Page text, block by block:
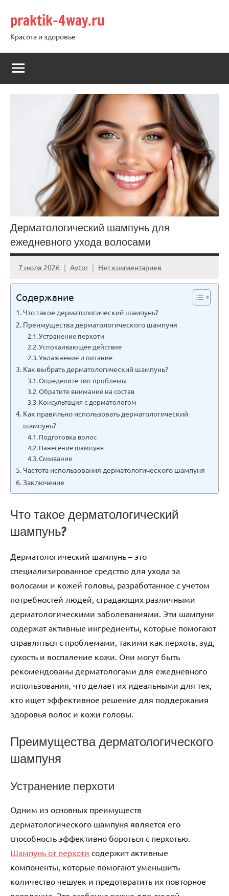
содержимому
praktik-4way.ru
Красота и здоровье
Дерматологический шампунь для
ежедневного ухода волосами
7 июля 2026 Avtor Нет комментариев
Содержание
Что такое дерматологический шампунь?
Преимущества дерматологического шампуня
Устранение перхоти
Успокаивающее действие
Увлажнение и питание
Как выбрать дерматологический шампунь?
Определите тип проблемы
Обратите внимание на состав
Консультация с дерматологом
Как правильно использовать дерматологический
шампунь?
Подготовка волос
Нанесение шампуня
Смывание
Частота использования дерматологического шампуня
Заключение
Что такое дерматологический
шампунь?
Дерматологический шампунь – это
специализированное средство для ухода за
волосами и кожей головы, разработанное с учетом
потребностей людей, страдающих различными
дерматологическими заболеваниями. Эти шампуни
содержат активные ингредиенты, которые помогают
справляться с проблемами, такими как перхоть, зуд,
сухость и воспаление кожи. Они могут быть
рекомендованы дерматологами для ежедневного
использования, что делает их идеальными для тех,
кто ищет эффективное решение для поддержания
здоровья волос и кожи головы.
Преимущества дерматологического
шампуня
Устранение перхоти
Одним из основных преимуществ
дерматологического шампуня является его
способность эффективно бороться с перхотью.
Шампунь от перхоти содержит активные
компоненты, которые помогают уменьшить
количество чешуек и предотвратить их повторное